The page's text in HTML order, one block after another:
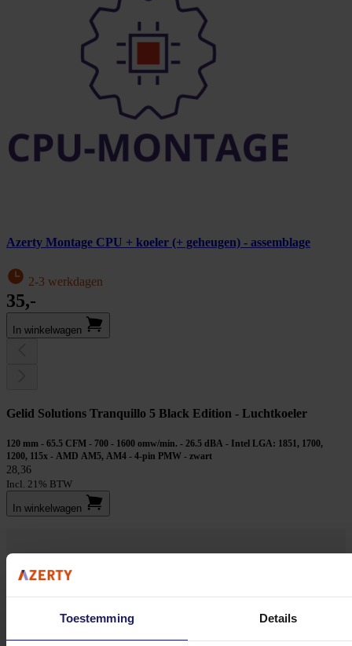
Toestemming Details
Azerty Montage CPU + koeler (+ geheugen) - assemblage
2-3 werkdagen
35,-
In winkel­wagen
Gelid Solutions Tranquillo 5 Black Edition - Luchtkoeler
120 mm - 65.5 CFM - 700 - 1600 omw/min. - 26.5 dBA - Intel LGA: 1851, 1700,
1200, 115x - AMD AM5, AM4 - 4-pin PMW - zwart
28,36
Incl. 21% BTW
In winkel­wagen
Heb je vragen over onze producten, diensten of service? Onze deskundige
medewerkers staan klaar om jouw vragen te beantwoorden en verwijzen je
door indien nodig.